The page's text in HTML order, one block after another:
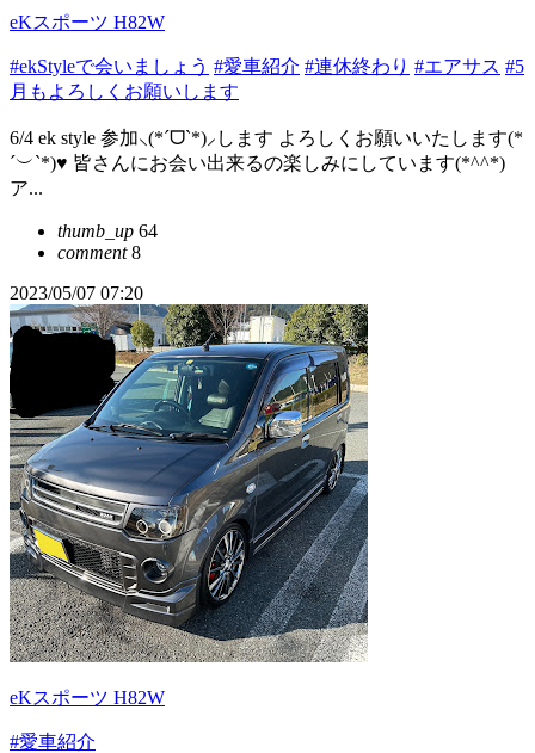
eKスポーツ H82W
#ekStyleで会いましょう #愛車紹介 #連休終わり #エアサス #5
月もよろしくお願いします
6/4 ek style 参加⸜(*ˊᗜˋ*)⸝します よろしくお願いいたします(*
´︶`*)♥️ 皆さんにお会い出来るの楽しみにしています(*^^*)
ア...
thumb_up 64
comment8
2023/05/07 07:20
eKスポーツ H82W
#愛車紹介